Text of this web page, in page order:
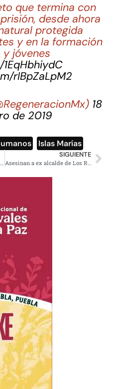
que termina con
desde ahora
protegida
y en la formación
y jóvenes
rIBpZaLpM2
18
de 2019
Islas Marías
EN VIVO: AMLO en rueda de prensa anuncia cierre de Islas Marías
SIGUIENTE
Asesinan a ex alcalde de Los Ramones, Nuevo León